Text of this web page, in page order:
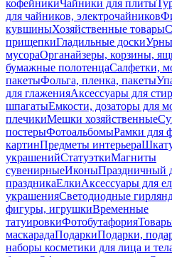
кофейникиЧайники для плиты
для чайников, электрочайников
кувшиныХозяйственные товары
прищепкиГладильные доски
мусораОрганайзеры, корзины,
бумажные полотенцаСалфетки,
пакетыФольга, пленка, пакеты
для глаженияАксессуары для
шпагатыЕмкости, дозаторы для
плечикиМешки хозяйственные
постерыФотоальбомыРамки для
картинПредметы интерьера
украшенийСтатуэткиМагниты
сувенирныеИконыПраздничный
праздникаЕлкиАксессуары для
украшенияСветодиодные
фигуры, игрушкиВременные
татуировкиФотобутафория
маскарадаПодаркиПодарки,
наборы косметики для лица и